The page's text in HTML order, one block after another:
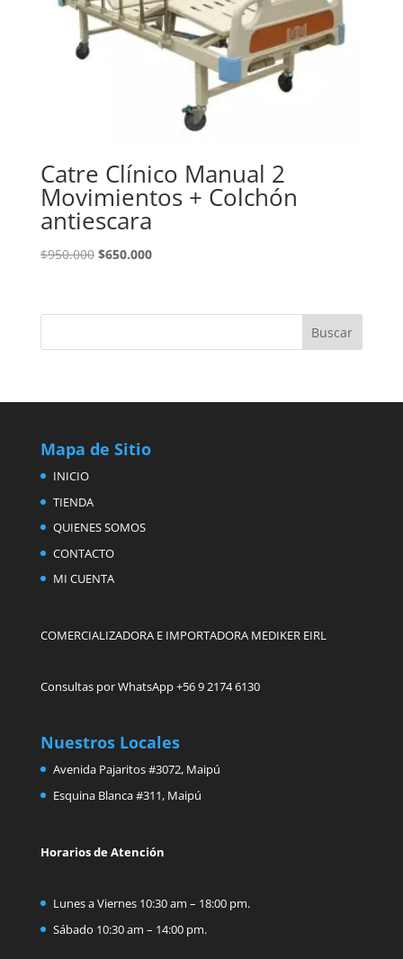
Catre Clínico Manual 2
Movimientos + Colchón
antiescara
$950.000 El
era:
$650.000El
es:
Mapa de Sitio
INICIO
TIENDA
QUIENES SOMOS
CONTACTO
MI CUENTA
COMERCIALIZADORA E IMPORTADORA MEDIKER EIRL
Consultas por WhatsApp +56 9 2174 6130
Nuestros Locales
Avenida Pajaritos #3072, Maipú
Esquina Blanca #311, Maipú
Horarios de Atención
Lunes a Viernes 10:30 am – 18:00 pm.
Sábado 10:30 am – 14:00 pm.